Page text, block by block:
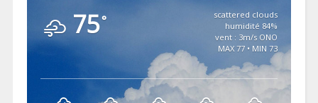
75°
scattered clouds
84% humidité
vent : 3m/s ONO
MAX 77 • MIN 73